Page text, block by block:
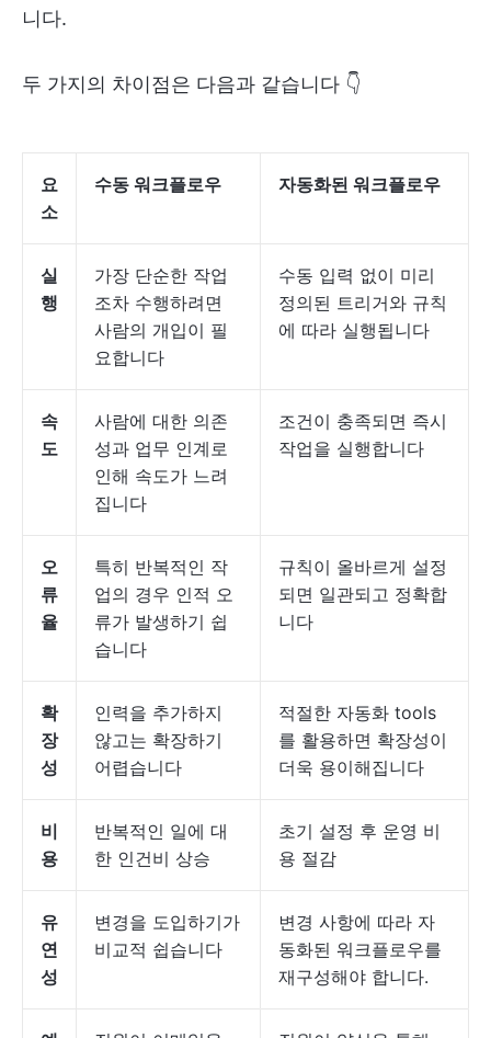
니다.
두 가지의 차이점은 다음과 같습니다 👇
요
소
수동 워크플로우 자동화된 워크플로우
실
행
가장 단순한 작업
조차 수행하려면
사람의 개입이 필
요합니다
수동 입력 없이 미리
정의된 트리거와 규칙
에 따라 실행됩니다
속
도
사람에 대한 의존
성과 업무 인계로
인해 속도가 느려
집니다
조건이 충족되면 즉시
작업을 실행합니다
오
류
율
특히 반복적인 작
업의 경우 인적 오
류가 발생하기 쉽
습니다
규칙이 올바르게 설정
되면 일관되고 정확합
니다
확
장
성
인력을 추가하지
않고는 확장하기
어렵습니다
적절한 자동화 tools
를 활용하면 확장성이
더욱 용이해집니다
비
용
반복적인 일에 대
한 인건비 상승
초기 설정 후 운영 비
용 절감
유
연
성
변경을 도입하기가
비교적 쉽습니다
변경 사항에 따라 자
동화된 워크플로우를
재구성해야 합니다.